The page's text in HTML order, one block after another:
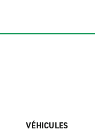
VÉHICULES